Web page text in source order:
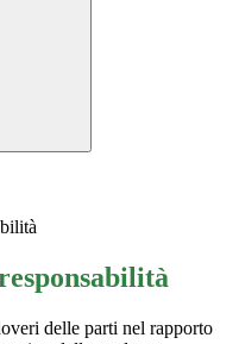
delle parti nel rapporto